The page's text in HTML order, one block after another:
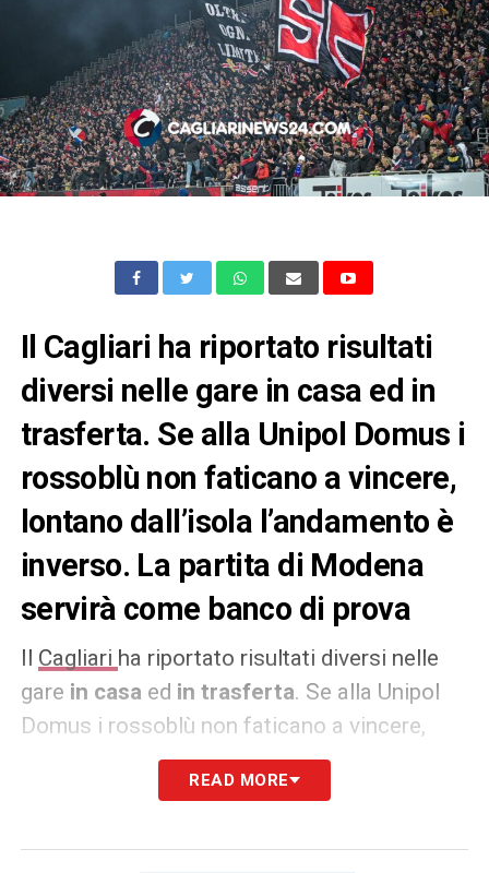
Il Cagliari ha riportato risultati
diversi nelle gare in casa ed in
trasferta. Se alla Unipol Domus i
rossoblù non faticano a vincere,
lontano dall’isola l’andamento è
inverso. La partita di Modena
servirà come banco di prova
Il Cagliari ha riportato risultati diversi nelle
gare in casa ed in trasferta. Se alla Unipol
Domus i rossoblù non faticano a vincere,
lontano dall’isola l’andamento è inverso. La
Modenaservirà come banco di
READ MORE